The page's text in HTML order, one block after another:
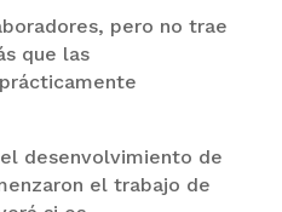
pero no trae
que las
desenvolvimiento de
el trabajo de